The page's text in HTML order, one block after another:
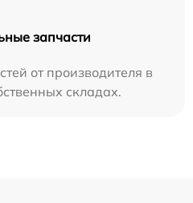
запчасти
от производителя в
складах.